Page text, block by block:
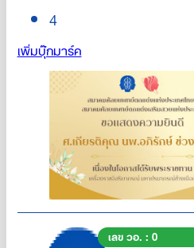
4
เพิ่มบุ๊กมาร์ค
เลข วอ. : 0